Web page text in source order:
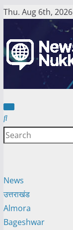
Skip
content
Thu. Aug 6th, 2026
News
उत्तराखंड
Almora
Bageshwar